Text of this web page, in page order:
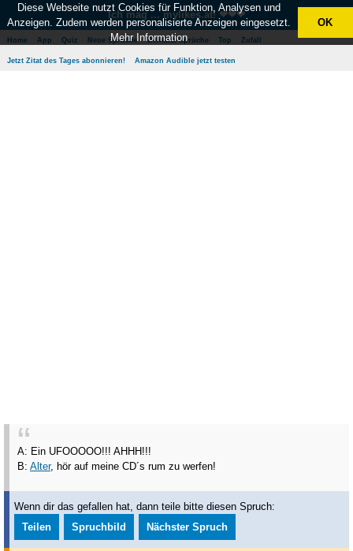
Ich mag ... mylikes.at! ❤❤❤
Home App Quiz Neue Sprüche Beliebte Sprüche Top Zufall
Jetzt Zitat des Tages abonnieren! Amazon Audible jetzt testen
A: Ein UFOOOOO!!! AHHH!!!
B: Alter, hör auf meine CD´s rum zu werfen!
Wenn dir das gefallen hat, dann teile bitte diesen Spruch:
Teilen
Spruchbild Nächster Spruch
Diese Webseite nutzt Cookies für Funktion, Analysen und
Anzeigen. Zudem werden personalisierte Anzeigen eingesetzt.
Mehr Information
OK